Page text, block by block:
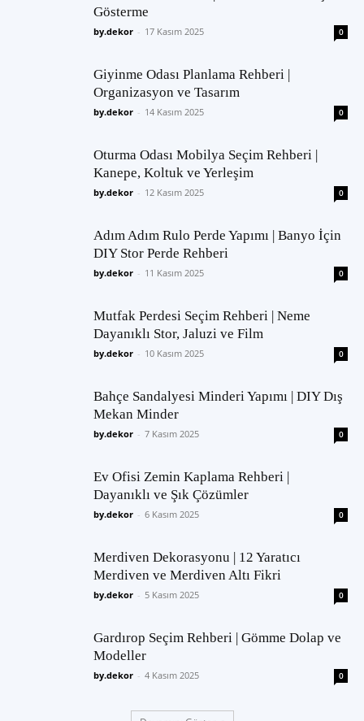
Gösterme
by.dekor - 17 Kasım 2025 0
Giyinme Odası Planlama Rehberi |
Organizasyon ve Tasarım
by.dekor - 14 Kasım 2025 0
Oturma Odası Mobilya Seçim Rehberi |
Kanepe, Koltuk ve Yerleşim
by.dekor - 12 Kasım 2025 0
Adım Adım Rulo Perde Yapımı | Banyo İçin
DIY Stor Perde Rehberi
by.dekor - 11 Kasım 2025 0
Mutfak Perdesi Seçim Rehberi | Neme
Dayanıklı Stor, Jaluzi ve Film
by.dekor - 10 Kasım 2025 0
Bahçe Sandalyesi Minderi Yapımı | DIY Dış
Mekan Minder
by.dekor - 7 Kasım 2025 0
Ev Ofisi Zemin Kaplama Rehberi |
Dayanıklı ve Şık Çözümler
by.dekor - 6 Kasım 2025 0
Merdiven Dekorasyonu | 12 Yaratıcı
Merdiven ve Merdiven Altı Fikri
by.dekor - 5 Kasım 2025 0
Gardırop Seçim Rehberi | Gömme Dolap ve
Modeller
by.dekor - 4 Kasım 2025 0